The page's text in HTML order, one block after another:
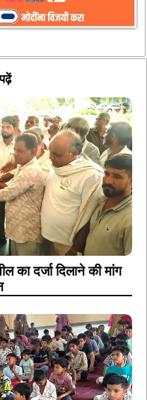
दर्जा दिलाने की मांग